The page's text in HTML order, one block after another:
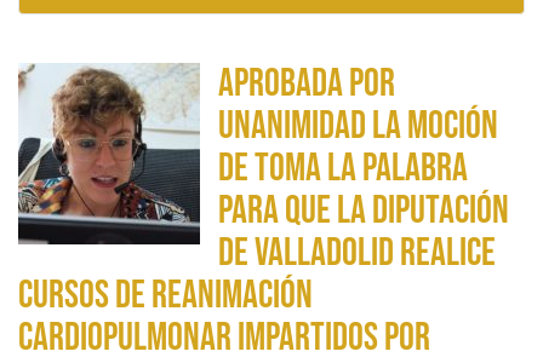
Aprobada por
unanimidad la moción
de Toma la Palabra
para que la Diputación
de Valladolid realice
cursos de reanimación
cardiopulmonar impartidos por